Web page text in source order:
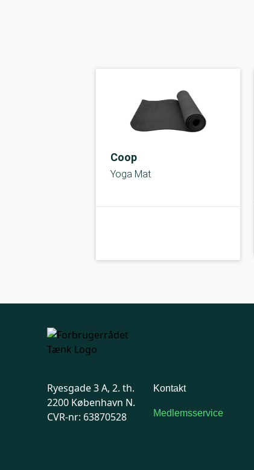
Coop
Yoga Mat
Ryesgade 3 A, 2. th.
2200 København N.
CVR-nr: 63870528
Kontakt
Medlemsservice